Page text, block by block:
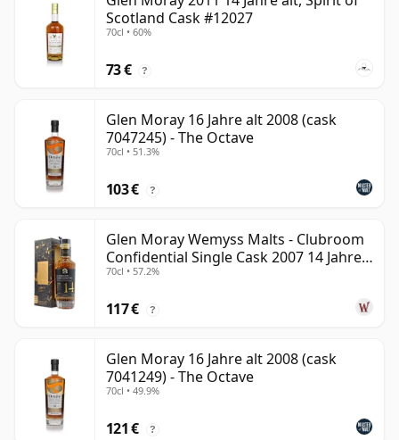
Scotland Cask #12027
70cl • 60%
73 € ?
Glen Moray 16 Jahre alt 2008 (cask
7047245) - The Octave
70cl • 51.3%
103 € ?
Glen Moray Wemyss Malts - Clubroom
Confidential Single Cask 2007 14 Jahre
alt
70cl • 57.2%
117 € ?
Glen Moray 16 Jahre alt 2008 (cask
7041249) - The Octave
70cl • 49.9%
121 € ?